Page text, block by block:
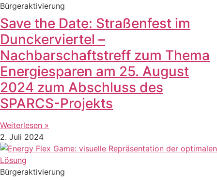
Bürgeraktivierung
Save the Date: Straßenfest im
Dunckerviertel –
Nachbarschaftstreff zum Thema
Energiesparen am 25. August
2024 zum Abschluss des
SPARCS-Projekts
Weiterlesen »
2. Juli 2024
Bürgeraktivierung